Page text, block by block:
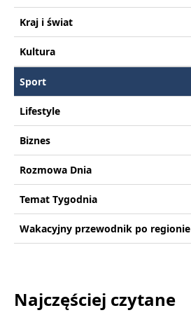
Kraj i świat
Kultura
Sport
Lifestyle
Biznes
Rozmowa Dnia
Temat Tygodnia
Wakacyjny przewodnik po regionie
Najczęściej czytane